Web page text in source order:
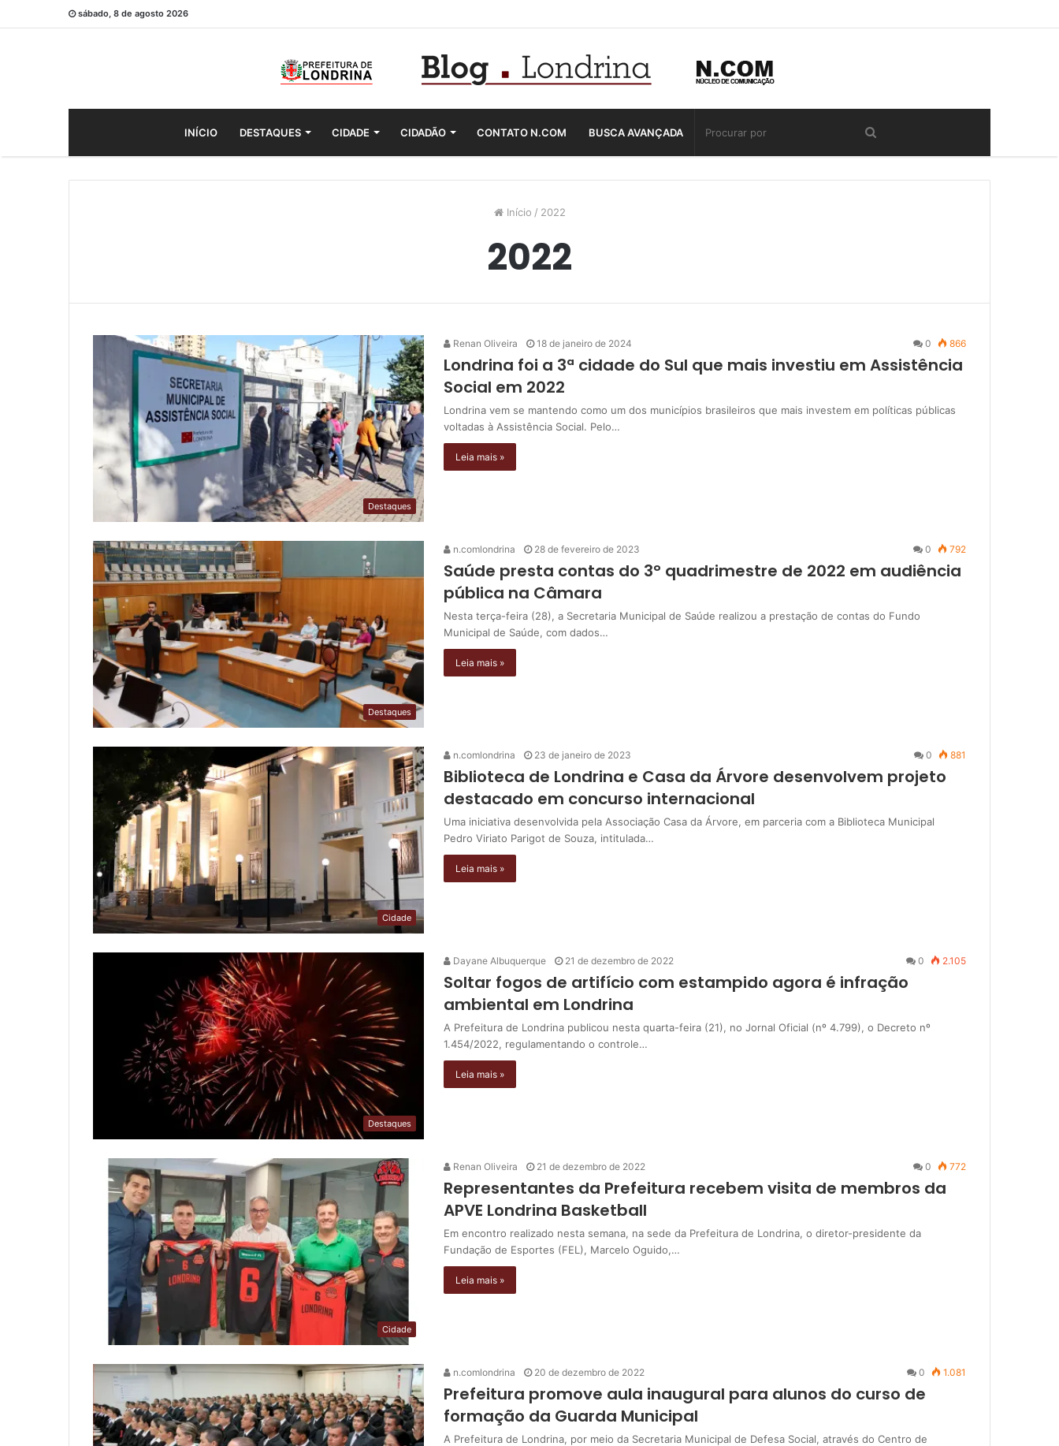
sábado, 8 de agosto 2026
INÍCIO DESTAQUES CIDADE CIDADÃO CONTATO N.COM BUSCA AVANÇADA
Início / 2022
2022
Destaques
Renan Oliveira 18 de janeiro de 2024 0 866
Londrina foi a 3ª cidade do Sul que mais investiu em Assistência
Social em 2022
Londrina vem se mantendo como um dos municípios brasileiros que mais investem em políticas públicas
voltadas à Assistência Social. Pelo…
Leia mais »
Destaques
n.comlondrina 28 de fevereiro de 2023 0 792
Saúde presta contas do 3° quadrimestre de 2022 em audiência
pública na Câmara
Nesta terça-feira (28), a Secretaria Municipal de Saúde realizou a prestação de contas do Fundo
Municipal de Saúde, com dados…
Leia mais »
Cidade
n.comlondrina 23 de janeiro de 2023 0 881
Biblioteca de Londrina e Casa da Árvore desenvolvem projeto
destacado em concurso internacional
Uma iniciativa desenvolvida pela Associação Casa da Árvore, em parceria com a Biblioteca Municipal
Pedro Viriato Parigot de Souza, intitulada…
Leia mais »
Destaques
Dayane Albuquerque 21 de dezembro de 2022 0 2.105
Soltar fogos de artifício com estampido agora é infração
ambiental em Londrina
A Prefeitura de Londrina publicou nesta quarta-feira (21), no Jornal Oficial (nº 4.799), o Decreto nº
1.454/2022, regulamentando o controle…
Leia mais »
Cidade
Renan Oliveira 21 de dezembro de 2022 0 772
Representantes da Prefeitura recebem visita de membros da
APVE Londrina Basketball
Em encontro realizado nesta semana, na sede da Prefeitura de Londrina, o diretor-presidente da
Fundação de Esportes (FEL), Marcelo Oguido,…
Leia mais »
n.comlondrina 20 de dezembro de 2022 0 1.081
Prefeitura promove aula inaugural para alunos do curso de
formação da Guarda Municipal
A Prefeitura de Londrina, por meio da Secretaria Municipal de Defesa Social, através do Centro de